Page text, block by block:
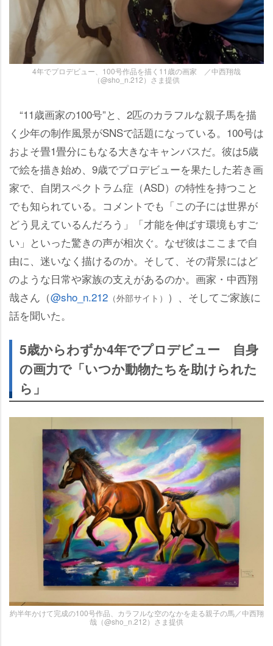
4年でプロデビュー、100号作品を描く11歳の画家 ／中西翔哉
（@sho_n.212）さま提供
“11歳画家の100号”と、2匹のカラフルな親子馬を描
く少年の制作風景がSNSで話題になっている。100号は
およそ畳1畳分にもなる大きなキャンバスだ。彼は5歳
で絵を描き始め、9歳でプロデビューを果たした若き画
家で、自閉スペクトラム症（ASD）の特性を持つこと
でも知られている。コメントでも「この子には世界が
どう見えているんだろう」「才能を伸ばす環境もすご
い」といった驚きの声が相次ぐ。なぜ彼はここまで自
由に、迷いなく描けるのか。そして、その背景にはど
のような日常や家族の支えがあるのか。画家・中西翔
哉さん（@sho_n.212 （外部サイト） ）、そしてご家族に
話を聞いた。
5歳からわずか4年でプロデビュー 自身
の画力で「いつか動物たちを助けられた
ら」
約半年かけて完成の100号作品、カラフルな空のなかを走る親子の馬／中西翔
哉（@sho_n.212）さま提供